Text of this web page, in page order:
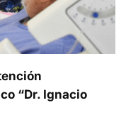
“Dr. Ignacio